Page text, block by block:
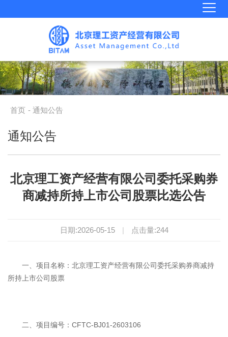
首页 - 通知公告
通知公告
北京理工资产经营有限公司委托采购券
商减持所持上市公司股票比选公告
日期:2026-05-15 | 点击量:244
一、项目名称：北京理工资产经营有限公司委托采购券商减持
所持上市公司股票
二、项目编号：CFTC-BJ01-2603106